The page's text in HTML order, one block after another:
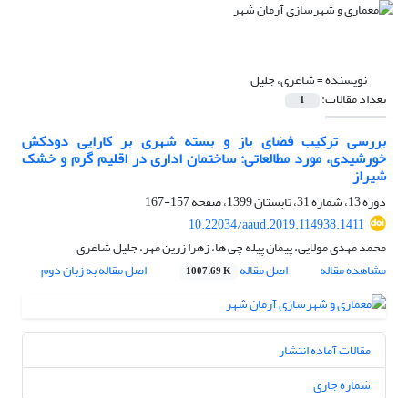
نویسنده =شاعری، جلیل
تعداد مقالات: 1
بررسی ترکیب فضای باز و بسته شهری بر کارایی دودکش
خورشیدی، مورد مطالعاتی: ساختمان اداری در اقلیم گرم و خشک
شیراز
دوره 13، شماره 31، تابستان 1399، صفحه
157-167
10.22034/aaud.2019.114938.1411
محمد مهدی مولایی، پیمان پیله چی ها، زهرا زرین مهر، جلیل شاعری
مشاهده مقاله
اصل مقاله 1007.69 K اصل مقاله به زبان دوم
مقالات آماده انتشار
شماره جاری